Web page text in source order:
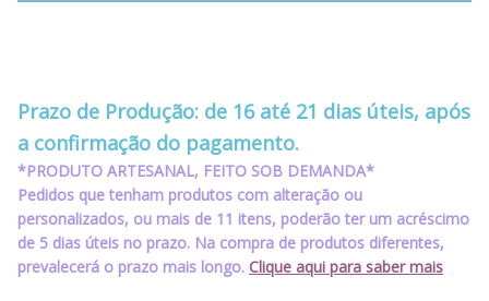
Prazo de Produção: de 16 até 21 dias úteis, após
a confirmação do pagamento.
*PRODUTO ARTESANAL, FEITO SOB DEMANDA*
Pedidos que tenham produtos com alteração ou
personalizados, ou mais de 11 itens, poderão ter um acréscimo
de 5 dias úteis no prazo. Na compra de produtos diferentes,
prevalecerá o prazo mais longo. Clique aqui para saber mais